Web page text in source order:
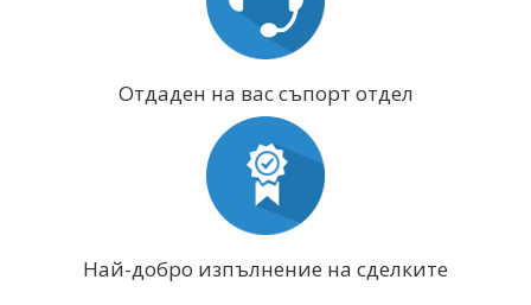
Отдаден на вас съпорт отдел
Най-добро изпълнение на сделките